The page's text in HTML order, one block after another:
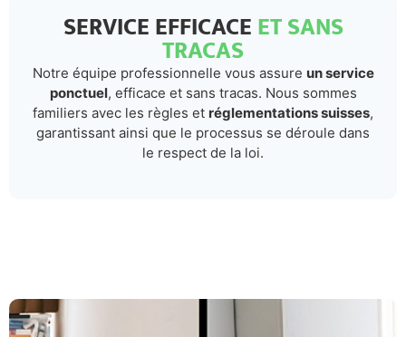
SERVICE EFFICACEET SANS
TRACAS
Notre équipe professionnelle vous assure un service
ponctuel, efficace et sans tracas. Nous sommes
familiers avec les règles et réglementations suisses,
garantissant ainsi que le processus se déroule dans
le respect de la loi.